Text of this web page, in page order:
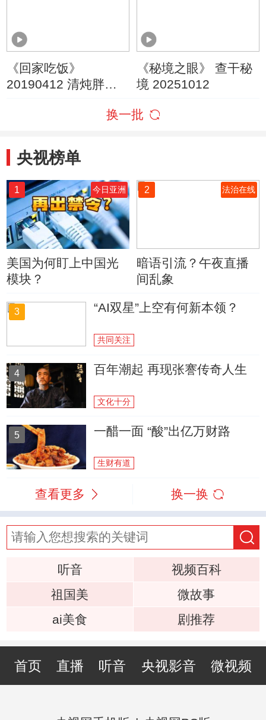
《回家吃饭》
20190412 清炖胖头
《秘境之眼》 查干秘
境 20251012
换一批
央视榜单
1 今日亚洲
美国为何盯上中国光
模块？
2 法治在线
暗语引流？午夜直播
间乱象
3 “AI双星”上空有何新本领？
共同关注
4 百年潮起 再现张謇传奇人生
文化十分
5 一醋一面 “酸”出亿万财路
生财有道
查看更多 换一换
听音
视频百科
祖国美
微故事
ai美食
剧推荐
首页 直播 听音 央视影音 微视频